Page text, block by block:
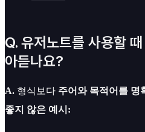
Q. 유저노트를 사용할
아듣나요?
A. 형식보다 주어와 목적어를 명
좋지 않은 예시: